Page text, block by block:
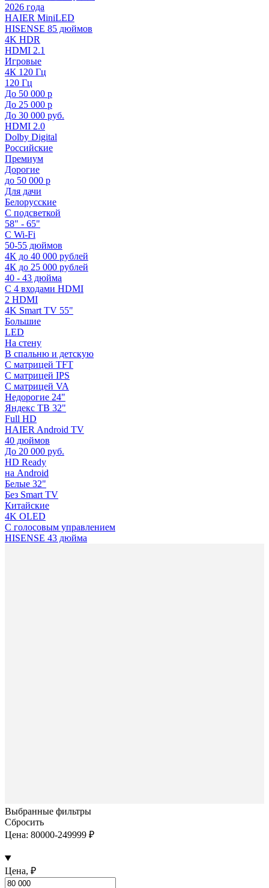
2026 года
HAIER MiniLED
HISENSE 85 дюймов
4K HDR
HDMI 2.1
Игровые
4К 120 Гц
120 Гц
До 50 000 р
До 25 000 р
До 30 000 руб.
HDMI 2.0
Dolby Digital
Российские
Премиум
Дорогие
до 50 000 р
Для дачи
Белорусские
С подсветкой
58" - 65"
С Wi-Fi
50-55 дюймов
4К до 40 000 рублей
4К до 25 000 рублей
40 - 43 дюйма
С 4 входами HDMI
2 HDMI
4K Smart TV 55"
Большие
LED
На стену
В спальню и детскую
С матрицей TFT
С матрицей IPS
С матрицей VA
Недорогие 24"
Яндекс ТВ 32"
Full HD
HAIER Android TV
40 дюймов
До 20 000 руб.
HD Ready
на Android
Белые 32"
Без Smart TV
Китайские
4K OLED
С голосовым управлением
HISENSE 43 дюйма
Выбранные фильтры
Сбросить
Цена: 80000-249999 ₽
Цена, ₽